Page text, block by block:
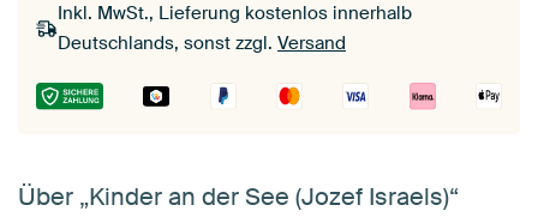
Inkl. MwSt., Lieferung kostenlos innerhalb
Deutschlands, sonst zzgl. Versand
Über „Kinder an der See (Jozef Israels)“